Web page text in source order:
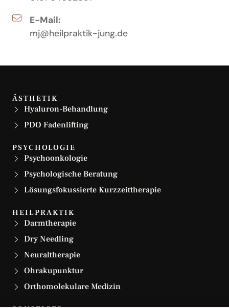
E-Mail:
mj@heilpraktik-jung.de
ÄSTHETIK
Hyaluron-Behandlung
PDO Fadenlifting
PSYCHOLOGIE
Psychoonkologie
Psychologische Beratung
Lösungsfokussierte Kurzzeittherapie
HEILPRAKTIK
Darmtherapie
Dry Needling
Neuraltherapie
Ohrakupunktur
Orthomolekulare Medizin